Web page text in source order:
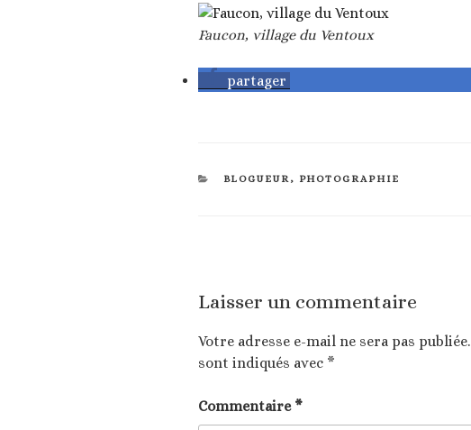
Faucon, village du Ventoux
partager
CATÉGORIES
BLOGUEUR, PHOTOGRAPHIE
Laisser un commentaire
Votre adresse e-mail ne sera pas publiée.
sont indiqués avec *
Commentaire *